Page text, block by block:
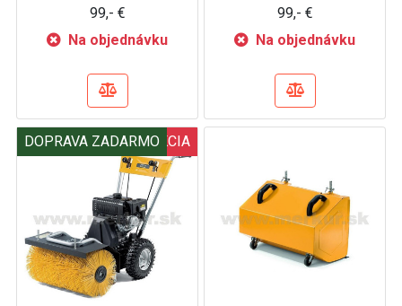
99,- €
Na objednávku
99,- €
Na objednávku
AKCIA
DOPRAVA ZADARMO